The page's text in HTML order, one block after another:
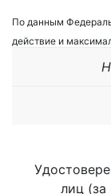
По данным
действие и
лиц (за